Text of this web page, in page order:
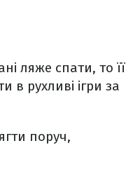
ляже спати, то її
в рухливі ігри за
поруч,